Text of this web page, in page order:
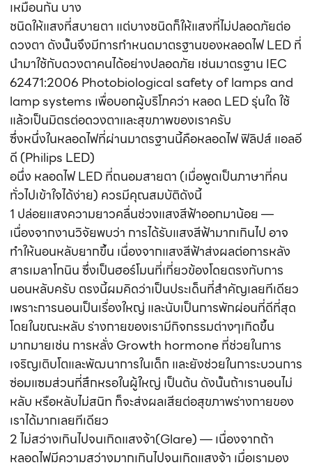
เหมือนกัน บาง
ชนิดให้แสงที่สบายตา แต่บางชนิดก็ให้แสงที่ไม่ปลอดภัยต่อ
ดวงตา ดังนั้นจึงมีการกำหนดมาตรฐานของหลอดไฟ LED ที่
นำมาใช้กับดวงตาคนได้อย่างปลอดภัย เช่นมาตรฐาน IEC
62471:2006 Photobiological safety of lamps and
lamp systems เพื่อบอกผู้บริโภคว่า หลอด LED รุ่นใด ใช้
แล้วเป็นมิตรต่อดวงตาและสุขภาพของเราครับ
ซึ่งหนึ่งในหลอดไฟที่ผ่านมาตรฐานนี้คือหลอดไฟ ฟิลิปส์ แอลอี
ดี (Philips LED)
อนึ่ง หลอดไฟ LED ที่ถนอมสายตา (เมื่อพูดเป็นภาษาที่คน
ทั่วไปเข้าใจได้ง่าย) ควรมีคุณสมบัติดังนี้
1 ปล่อยแสงความยาวคลื่นช่วงแสงสีฟ้าออกมาน้อย —
เนื่องจากงานวิจัยพบว่า การได้รับแสงสีฟ้ามากเกินไป อาจ
ทำให้นอนหลับยากขึ้น เนื่องจากแสงสีฟ้าส่งผลต่อการหลัง
สารเมลาโทนิน ซึ่งเป็นฮอร์โมนที่เกี่ยวข้องโดยตรงกับการ
นอนหลับครับ ตรงนี้ผมคิดว่าเป็นประเด็นที่สำคัญเลยทีเดียว
เพราะการนอนเป็นเรื่องใหญ่ และนับเป็นการพักผ่อนที่ดีที่สุด
โดยในขณะหลับ ร่างกายของเรามีกิจกรรมต่างๆเกิดขึ้น
มากมายเช่น การหลั่ง Growth hormone ที่ช่วยในการ
เจริญเติบโตและพัฒนาการในเด็ก และยังช่วยในการะบวนการ
ซ่อมแซมส่วนที่สึกหรอในผู้ใหญ่ เป็นต้น ดังนั้นถ้าเรานอนไม่
หลับ หรือหลับไม่สนิท ก็จะส่งผลเสียต่อสุขภาพร่างกายของ
เราได้มากเลยทีเดียว
2 ไม่สว่างเกินไปจนเกิดแสงจ้า(Glare) — เนื่องจากถ้า
หลอดไฟมีความสว่างมากเกินไปจนเกิดแสงจ้า เมื่อเรามอง